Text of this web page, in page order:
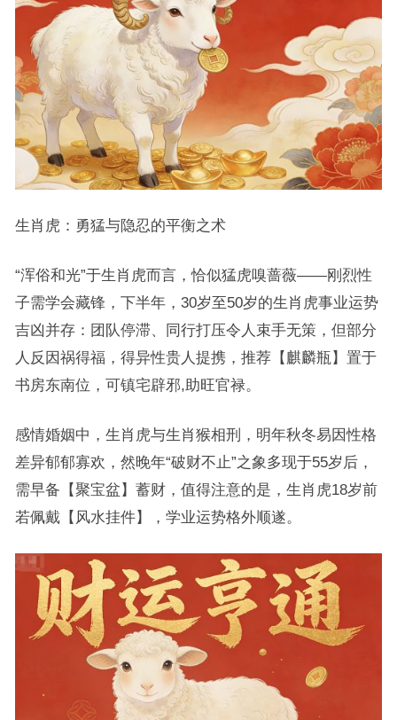
生肖虎：勇猛与隐忍的平衡之术
“浑俗和光”于生肖虎而言，恰似猛虎嗅蔷薇——刚烈性
子需学会藏锋，下半年，30岁至50岁的生肖虎事业运势
吉凶并存：团队停滞、同行打压令人束手无策，但部分
人反因祸得福，得异性贵人提携，推荐【麒麟瓶】置于
书房东南位，可镇宅辟邪,助旺官禄。
感情婚姻中，生肖虎与生肖猴相刑，明年秋冬易因性格
差异郁郁寡欢，然晚年“破财不止”之象多现于55岁后，
需早备【聚宝盆】蓄财，值得注意的是，生肖虎18岁前
若佩戴【风水挂件】，学业运势格外顺遂。